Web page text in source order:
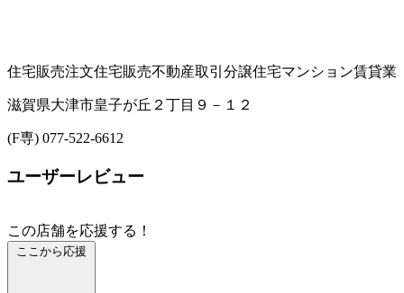
住宅販売注文住宅販売不動産取引 分譲住宅マンション賃貸業
滋賀県大津市皇子が丘２丁目９－１２
(F専) 077-522-6612
ユーザーレビュー
この店舗を応援する！
ここから応援